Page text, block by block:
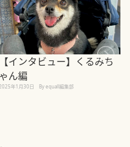
【インタビュー】くるみち
ゃん編
2025年1月30日 By equall編集部